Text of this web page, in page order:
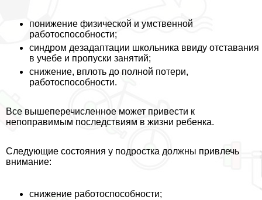
понижение физической и умственной
работоспособности;
синдром дезадаптации школьника ввиду отставания
в учебе и пропуски занятий;
снижение, вплоть до полной потери,
работоспособности.
Все вышеперечисленное может привести к
непоправимым последствиям в жизни ребенка.
Следующие состояния у подростка должны привлечь
внимание:
снижение работоспособности;